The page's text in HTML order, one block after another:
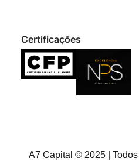
Certificações
A7 Capital © 2025 |